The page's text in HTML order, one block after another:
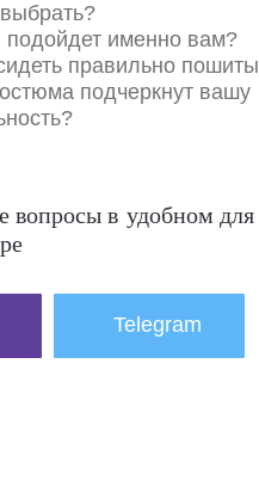
подойдет именно вам?
правильно
подчеркнут вашу
вопросы в удобном для
Telegram